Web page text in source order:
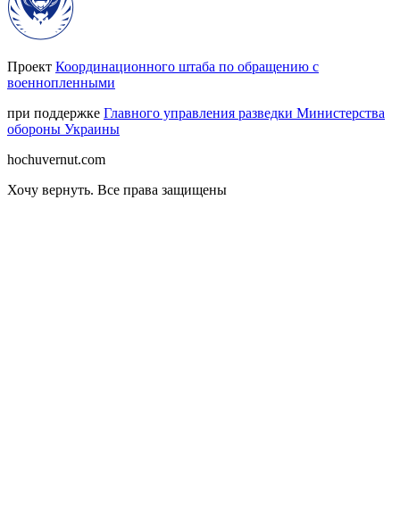
Проект Координационного штаба по обращению с
военнопленными
при поддержке Главного управления разведки Министерства
обороны Украины
hochuvernut.com
Хочу вернуть. Все права защищены